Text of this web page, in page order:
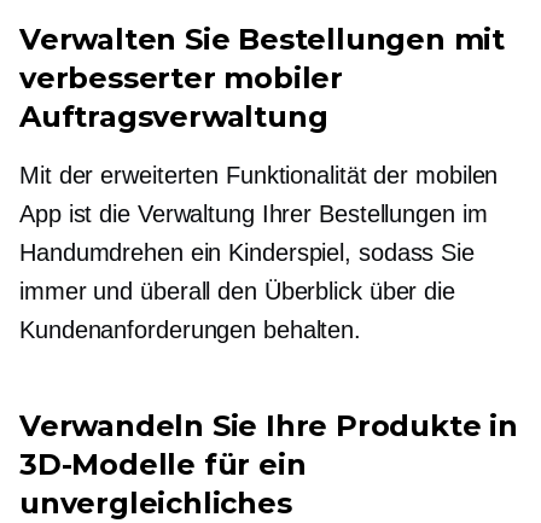
Verwalten Sie Bestellungen mit
verbesserter mobiler
Auftragsverwaltung
Mit der erweiterten Funktionalität der mobilen
App ist die Verwaltung Ihrer Bestellungen im
Handumdrehen ein Kinderspiel, sodass Sie
immer und überall den Überblick über die
Kundenanforderungen behalten.
Verwandeln Sie Ihre Produkte in
3D-Modelle für ein
unvergleichliches